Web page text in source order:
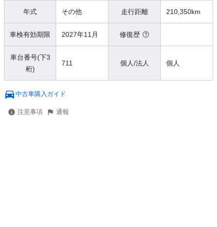
年式 その他 走行距離 210,350km
車検有効期限 2027年11月 修復歴
車台番号(下3
桁)
711 個人/法人 個人
中古車購入ガイド
注意事項 通報